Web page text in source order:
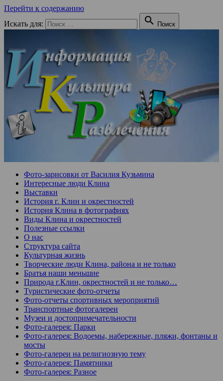
Перейти к содержанию
Искать для:
 Поиск
Фото-зарисовки от Василия Кузьмина
Интересные люди Клина
Выставки
История г. Клин и окрестностей
История Клина в фотографиях
Виды Клина и окрестностей
Полезные ссылки
О нас
Структура сайта
Культурная жизнь
Творческие люди Клина, района и не только
Братья наши меньшие
Природа г.Клин, окрестностей и не только…
Туристические фото-отчеты
Фото-отчеты спортивных мероприятий
Транспортные фотогалереи
Музеи и достопримечательности
Фото-галерея: Парки
Фото-галерея: Водоемы, набережные, пляжи, фонтаны и
мосты
Фото-галереи на религиозную тему
Фото-галерея: Памятники
Фото-галерея: Разное